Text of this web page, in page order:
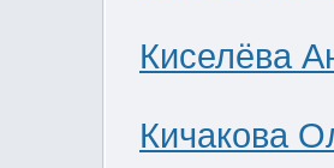
Киселёва
Кичакова